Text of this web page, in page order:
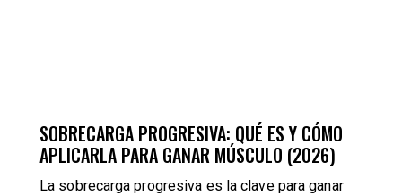
SOBRECARGA PROGRESIVA: QUÉ ES Y CÓMO
APLICARLA PARA GANAR MÚSCULO (2026)
La sobrecarga progresiva es la clave para ganar